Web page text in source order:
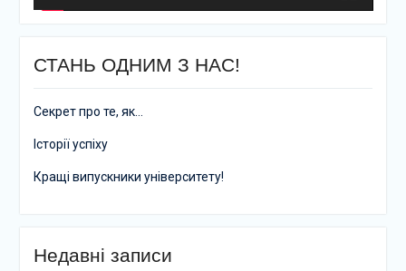
СТАНЬ ОДНИМ З НАС!
Секрет про те, як…
Історії успіху
Кращі випускники університету!
Недавні записи